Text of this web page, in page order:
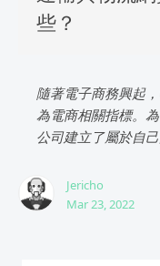
些？
隨著電子商務興起
為電商相關指標。
公司建立了屬於自
Jericho
Mar 23, 2022